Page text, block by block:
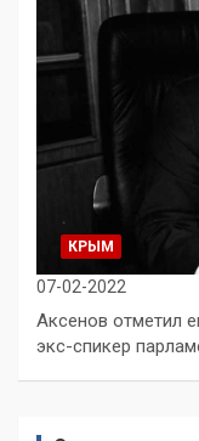
КРЫМ
07-02-2022
Аксенов отметил
экс-спикер